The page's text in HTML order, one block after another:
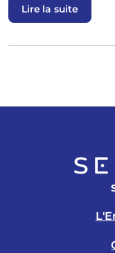
Lire la suite